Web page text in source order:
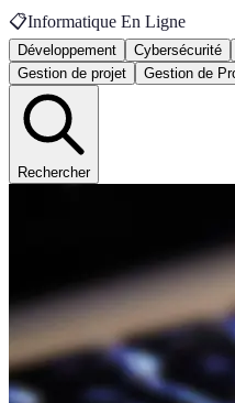
📋Informatique En Ligne
Développement Cybersécurité
Gestion de projet
Gestion de
Rechercher